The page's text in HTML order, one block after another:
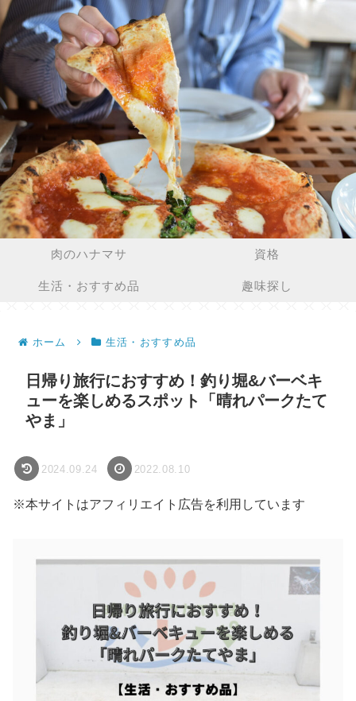
肉のハナマサ 資格
生活・おすすめ品 趣味探し
ホーム 生活・おすすめ品
日帰り旅行におすすめ！釣り堀&バーベキ
ューを楽しめるスポット「晴れパークたて
やま」
2024.09.24 2022.08.10
※本サイトはアフィリエイト広告を利用しています